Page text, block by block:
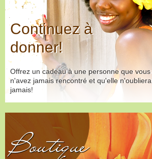
Continuez à
donner!
Offrez un cadeau à une personne que vous
n'avez jamais rencontré et qu'elle n'oubliera
jamais!
Boutique